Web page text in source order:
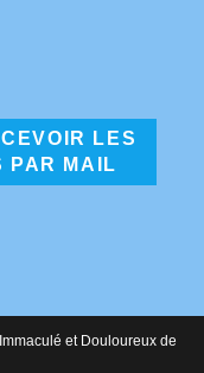
et Douloureux de